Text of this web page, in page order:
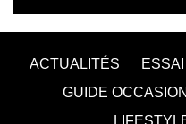
ACTUALITÉS ESSAI
GUIDE OCCASION